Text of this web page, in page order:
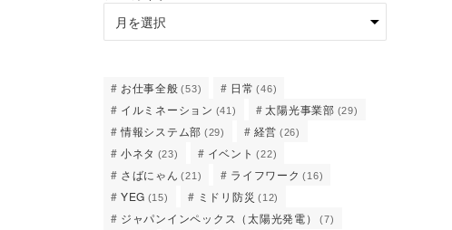
お仕事全般 (53) 日常 (46)
イルミネーション (41) 太陽光事業部 (29)
情報システム部 (29) 経営 (26)
小ネタ (23) イベント (22)
さばにゃん (21) ライフワーク (16)
YEG (15) ミドリ防災 (12)
ジャパンインペックス（太陽光発電） (7)